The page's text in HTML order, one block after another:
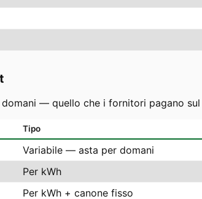
— quello che i fornitori pagano
Tipo
Variabile — asta per domani
Per kWh
Per kWh + canone fisso